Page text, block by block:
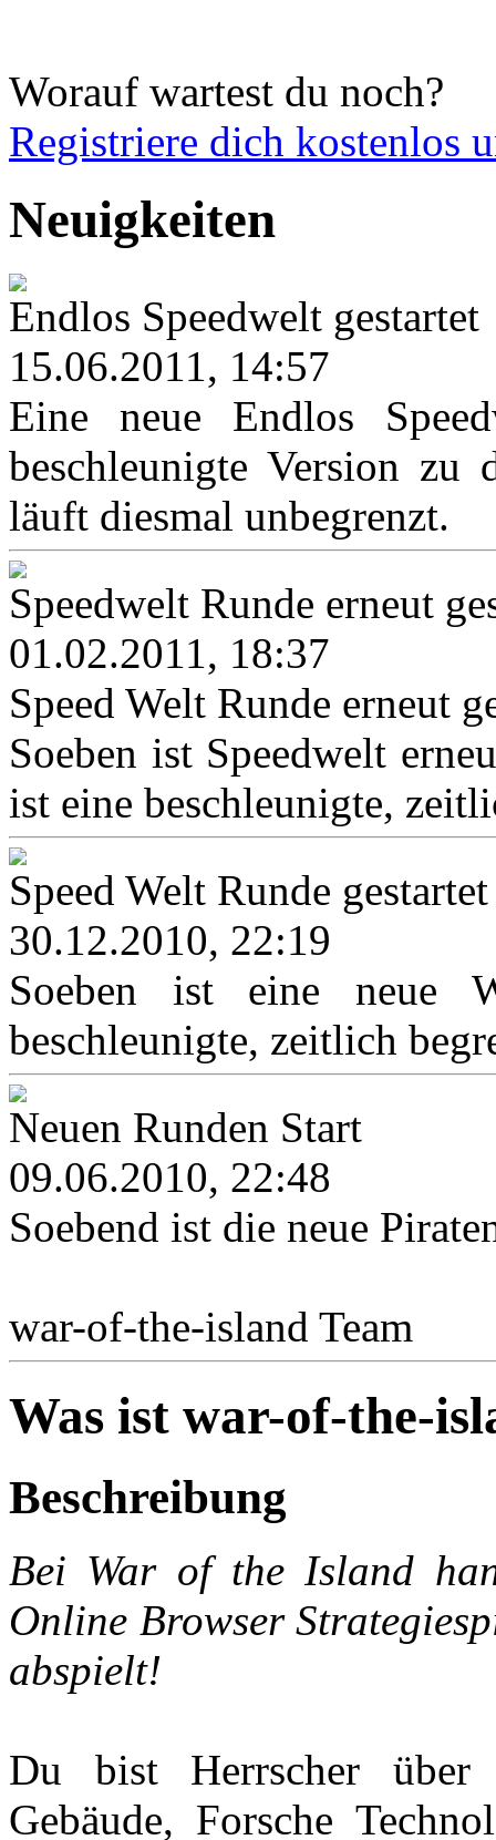
Worauf wartest du noch?
Registriere dich kostenlos
Neuigkeiten
Endlos Speedwelt gestartet
15.06.2011, 14:57
Eine neue Endlos
beschleunigte Version zu
läuft diesmal unbegrenzt.
Speedwelt Runde erneut
01.02.2011, 18:37
Speed Welt Runde erneut
Soeben ist Speedwelt
ist eine beschleunigte,
Speed Welt Runde gestartet
30.12.2010, 22:19
Soeben ist eine neue
beschleunigte, zeitlich
Neuen Runden Start
09.06.2010, 22:48
Soebend ist die neue
war-of-the-island Team
Was ist war-of-the-
Beschreibung
Bei War of the Island
Online Browser
abspielt!
Du bist Herrscher über
Gebäude, Forsche